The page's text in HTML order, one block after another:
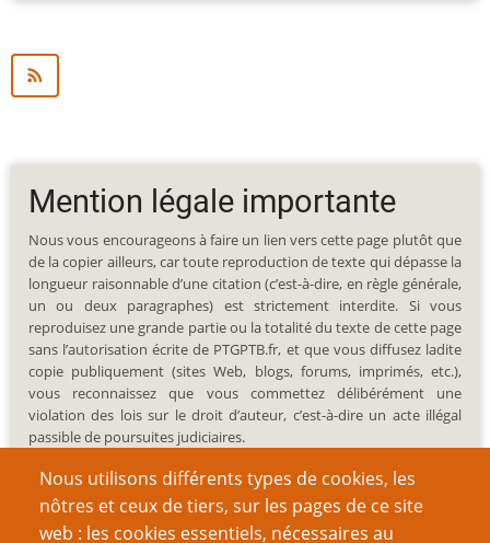
Nous utilisons différents types de cookies, les
nôtres et ceux de tiers, sur les pages de ce site
web : les cookies essentiels, nécessaires au
Mention légale importante
Nous vous encourageons à faire un lien vers cette page plutôt que
de la copier ailleurs, car toute reproduction de texte qui dépasse la
longueur raisonnable d’une citation (c’est-à-dire, en règle générale,
un ou deux paragraphes) est strictement interdite. Si vous
reproduisez une grande partie ou la totalité du texte de cette page
sans l’autorisation écrite de PTGPTB.fr, et que vous diffusez ladite
copie publiquement (sites Web, blogs, forums, imprimés, etc.),
vous reconnaissez que vous commettez délibérément une
violation des lois sur le droit d’auteur, c’est-à-dire un acte illégal
passible de poursuites judiciaires.